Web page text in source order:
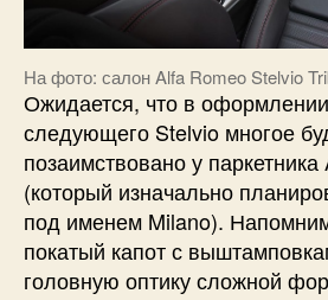
На фото: салон Alfa Romeo Stelvio
Ожидается, что в
следующего Stelvio многое
позаимствовано у
(который изначально
под именем Milano).
покатый капот с
головную оптику сложной